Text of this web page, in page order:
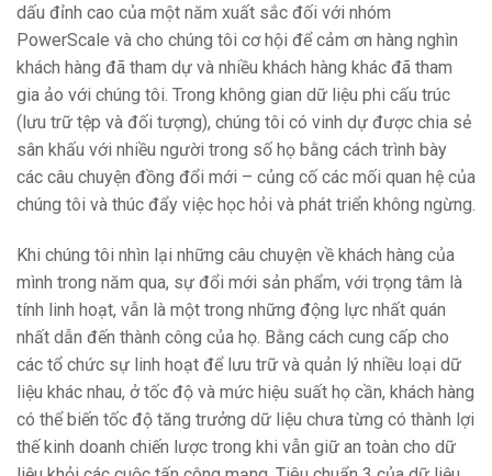
dấu đỉnh cao của một năm xuất sắc đối với nhóm
PowerScale và cho chúng tôi cơ hội để cảm ơn hàng nghìn
khách hàng đã tham dự và nhiều khách hàng khác đã tham
gia ảo với chúng tôi. Trong không gian dữ liệu phi cấu trúc
(lưu trữ tệp và đối tượng), chúng tôi có vinh dự được chia sẻ
sân khấu với nhiều người trong số họ bằng cách trình bày
các câu chuyện đồng đổi mới – củng cố các mối quan hệ của
chúng tôi và thúc đẩy việc học hỏi và phát triển không ngừng.
Khi chúng tôi nhìn lại những câu chuyện về khách hàng của
mình trong năm qua, sự đổi mới sản phẩm, với trọng tâm là
tính linh hoạt, vẫn là một trong những động lực nhất quán
nhất dẫn đến thành công của họ. Bằng cách cung cấp cho
các tổ chức sự linh hoạt để lưu trữ và quản lý nhiều loại dữ
liệu khác nhau, ở tốc độ và mức hiệu suất họ cần, khách hàng
có thể biến tốc độ tăng trưởng dữ liệu chưa từng có thành lợi
thế kinh doanh chiến lược trong khi vẫn giữ an toàn cho dữ